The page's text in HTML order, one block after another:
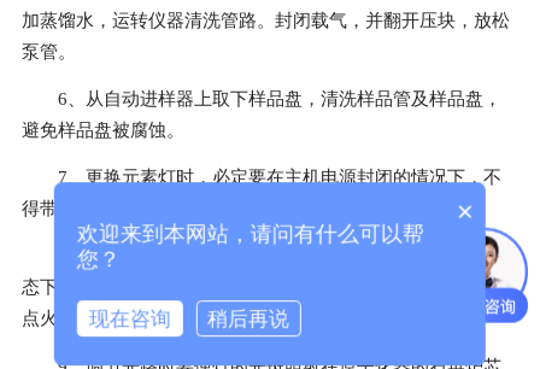
加蒸馏水，运转仪器清洗管路。封闭载气，并翻开压块，放松
泵管。
6、从自动进样器上取下样品盘，清洗样品管及样品盘，
避免样品盘被腐蚀。
7、更换元素灯时，必定要在主机电源封闭的情况下，不
得带电插拔灯。
8、当气温低及湿度大时，Hg灯不易起辉时，可在开机状
态下，用绸布重复摩擦灯外壳外表，使其起辉或用随机配备的
点火器，对灯的前半部放电，使其起辉。
×
欢迎来到本网站，请问有什么可以帮
您？
现在咨询 稍后再说